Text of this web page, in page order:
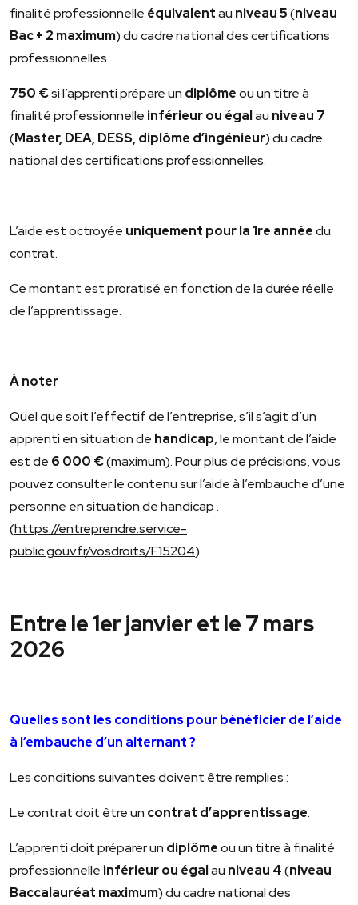
finalité professionnelle équivalentau niveau 5(niveau
Bac + 2 maximum) du cadre national des certifications
professionnelles
750 €si l’apprenti prépare un diplômeou un titre à
finalité professionnelle inférieur ou égalau niveau 7
(Master, DEA, DESS, diplôme d’ingénieur) du cadre
national des certifications professionnelles.
L’aide est octroyée uniquement pour la 1re annéedu
contrat.
Ce montant est proratisé en fonction de la durée réelle
de l’apprentissage.
À noter
Quel que soit l’effectif de l’entreprise, s’il s’agit d’un
apprenti en situation de handicap, le montant de l’aide
est de 6 000 €(maximum). Pour plus de précisions, vous
pouvez consulter le contenu sur l’aide à l’embauche d’une
personne en situation de handicap .
(https://entreprendre.service-
public.gouv.fr/vosdroits/F15204)
Entre le 1er janvier et le 7 mars
2026
Quelles sont les conditions pour bénéficier de l’aide
à l’embauche d’un alternant ?
Les conditions suivantes doivent être remplies :
Le contrat doit être un contrat d’apprentissage.
L’apprenti doit préparer un diplômeou un titre à finalité
professionnelle inférieur ou égalau niveau 4(niveau
Baccalauréat maximum) du cadre national des